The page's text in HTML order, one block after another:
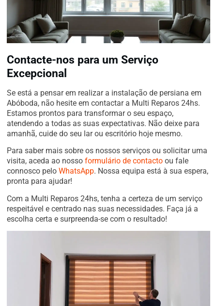
Contacte-nos para um Serviço
Excepcional
Se está a pensar em realizar a instalação de persiana em
Abóboda, não hesite em contactar a Multi Reparos 24hs.
Estamos prontos para transformar o seu espaço,
atendendo a todas as suas expectativas. Não deixe para
amanhã, cuide do seu lar ou escritório hoje mesmo.
Para saber mais sobre os nossos serviços ou solicitar uma
visita, aceda ao nosso formulário de contacto ou fale
connosco pelo WhatsApp. Nossa equipa está à sua espera,
pronta para ajudar!
Com a Multi Reparos 24hs, tenha a certeza de um serviço
respeitável e centrado nas suas necessidades. Faça já a
escolha certa e surpreenda-se com o resultado!